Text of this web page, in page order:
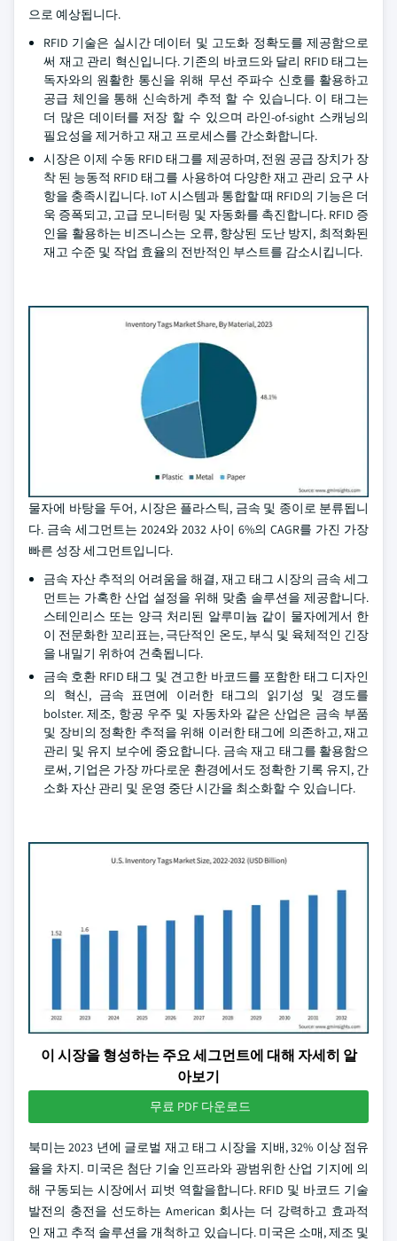
으로 예상됩니다.
RFID 기술은 실시간 데이터 및 고도화 정확도를 제공함으로
써 재고 관리 혁신입니다. 기존의 바코드와 달리 RFID 태그는
독자와의 원활한 통신을 위해 무선 주파수 신호를 활용하고
공급 체인을 통해 신속하게 추적 할 수 있습니다. 이 태그는
더 많은 데이터를 저장 할 수 있으며 라인-of-sight 스캐닝의
필요성을 제거하고 재고 프로세스를 간소화합니다.
시장은 이제 수동 RFID 태그를 제공하며, 전원 공급 장치가 장
착 된 능동적 RFID 태그를 사용하여 다양한 재고 관리 요구 사
항을 충족시킵니다. IoT 시스템과 통합할 때 RFID의 기능은 더
욱 증폭되고, 고급 모니터링 및 자동화를 촉진합니다. RFID 증
인을 활용하는 비즈니스는 오류, 향상된 도난 방지, 최적화된
재고 수준 및 작업 효율의 전반적인 부스트를 감소시킵니다.
물자에 바탕을 두어, 시장은 플라스틱, 금속 및 종이로 분류됩니
다. 금속 세그먼트는 2024와 2032 사이 6%의 CAGR를 가진 가장
빠른 성장 세그먼트입니다.
금속 자산 추적의 어려움을 해결, 재고 태그 시장의 금속 세그
먼트는 가혹한 산업 설정을 위해 맞춤 솔루션을 제공합니다.
스테인리스 또는 양극 처리된 알루미늄 같이 물자에게서 한
이 전문화한 꼬리표는, 극단적인 온도, 부식 및 육체적인 긴장
을 내밀기 위하여 건축됩니다.
금속 호환 RFID 태그 및 견고한 바코드를 포함한 태그 디자인
의 혁신, 금속 표면에 이러한 태그의 읽기성 및 경도를
bolster. 제조, 항공 우주 및 자동차와 같은 산업은 금속 부품
및 장비의 정확한 추적을 위해 이러한 태그에 의존하고, 재고
관리 및 유지 보수에 중요합니다. 금속 재고 태그를 활용함으
로써, 기업은 가장 까다로운 환경에서도 정확한 기록 유지, 간
소화 자산 관리 및 운영 중단 시간을 최소화할 수 있습니다.
이 시장을 형성하는 주요 세그먼트에 대해 자세히 알
아보기
무료 PDF 다운로드
북미는 2023 년에 글로벌 재고 태그 시장을 지배, 32% 이상 점유
율을 차지. 미국은 첨단 기술 인프라와 광범위한 산업 기지에 의
해 구동되는 시장에서 피벗 역할을합니다. RFID 및 바코드 기술
발전의 충전을 선도하는 American 회사는 더 강력하고 효과적
인 재고 추적 솔루션을 개척하고 있습니다. 미국은 소매, 제조 및